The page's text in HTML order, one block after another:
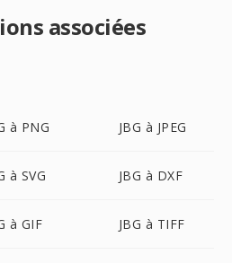
associées
à PNG JBG à JPEG
à SVG JBG à DXF
à GIF JBG à TIFF